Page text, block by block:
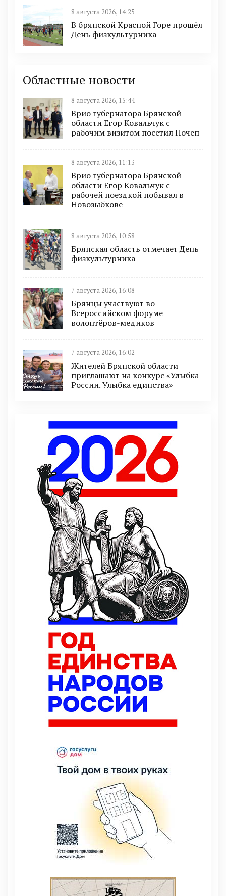
8 августа 2026, 14:25
В брянской Красной Горе прошёл
День физкультурника
Областные новости
8 августа 2026, 15:44
Врио губернатора Брянской
области Егор Ковальчук с
рабочим визитом посетил Почеп
8 августа 2026, 11:13
Врио губернатора Брянской
области Егор Ковальчук с
рабочей поездкой побывал в
Новозыбкове
8 августа 2026, 10:58
Брянская область отмечает День
физкультурника
7 августа 2026, 16:08
Брянцы участвуют во
Всероссийском форуме
волонтёров-медиков
7 августа 2026, 16:02
Жителей Брянской области
приглашают на конкурс «Улыбка
России. Улыбка единства»